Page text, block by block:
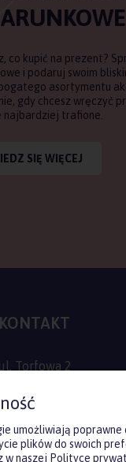
co kupić na prezent?
i podaruj swoim
asortymentu
gdy chcesz wręczyć
najbardziej trafione.
SIĘ WIĘCEJ
KONTAKT
ul. Torfowa 2
+48 509 779 757
sklep@forkids.pl
umożliwiają
plików do swoich
naszej Polityce